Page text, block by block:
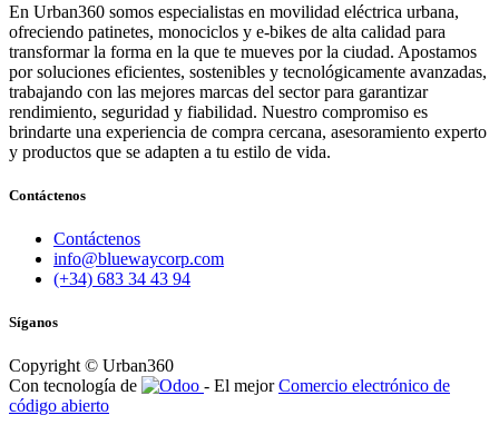
En Urban360 somos especialistas en movilidad eléctrica urbana,
ofreciendo patinetes, monociclos y e-bikes de alta calidad para
transformar la forma en la que te mueves por la ciudad. Apostamos
por soluciones eficientes, sostenibles y tecnológicamente avanzadas,
trabajando con las mejores marcas del sector para garantizar
rendimiento, seguridad y fiabilidad. Nuestro compromiso es
brindarte una experiencia de compra cercana, asesoramiento experto
y productos que se adapten a tu estilo de vida.
Contáctenos
Contáctenos
info@bluewaycorp.com
(+34) 683 34 43 94
Síganos
Copyright © Urban360
Con tecnología de
- El mejorComercio electrónico de
código abierto